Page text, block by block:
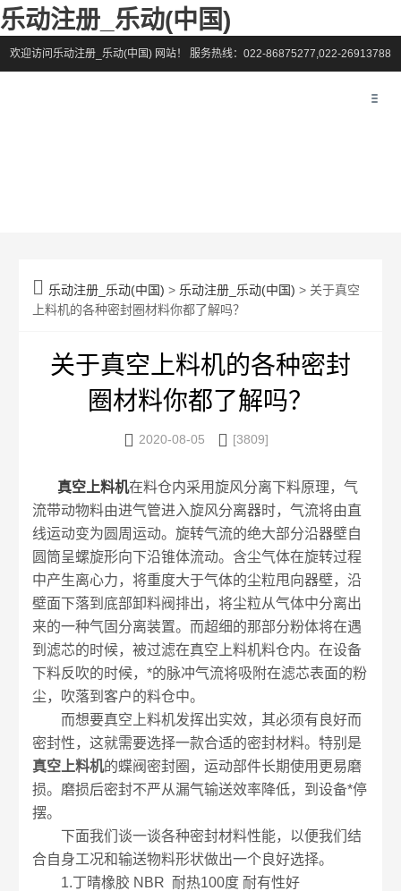
乐动注册_乐动(中国)
欢迎访问乐动注册_乐动(中国) 网站！ 服务热线：022-86875277,022-26913788
 乐动注册_乐动(中国) > 乐动注册_乐动(中国) > 关于真空
上料机的各种密封圈材料你都了解吗？
关于真空上料机的各种密封
圈材料你都了解吗？
 2020-08-05  [3809]
真空上料机在料仓内采用旋风分离下料原理，气
流带动物料由进气管进入旋风分离器时，气流将由直
线运动变为圆周运动。旋转气流的绝大部分沿器壁自
圆筒呈螺旋形向下沿锥体流动。含尘气体在旋转过程
中产生离心力，将重度大于气体的尘粒甩向器壁，沿
壁面下落到底部卸料阀排出，将尘粒从气体中分离出
来的一种气固分离装置。而超细的那部分粉体将在遇
到滤芯的时候，被过滤在真空上料机料仓内。在设备
下料反吹的时候，*的脉冲气流将吸附在滤芯表面的粉
尘，吹落到客户的料仓中。
而想要真空上料机发挥出实效，其必须有良好而
密封性，这就需要选择一款合适的密封材料。特别是
真空上料机的蝶阀密封圈，运动部件长期使用更易磨
损。磨损后密封不严从漏气输送效率降低，到设备*停
摆。
下面我们谈一谈各种密封材料性能，以便我们结
合自身工况和输送物料形状做出一个良好选择。
1.丁晴橡胶 NBR 耐热100度 耐有性好